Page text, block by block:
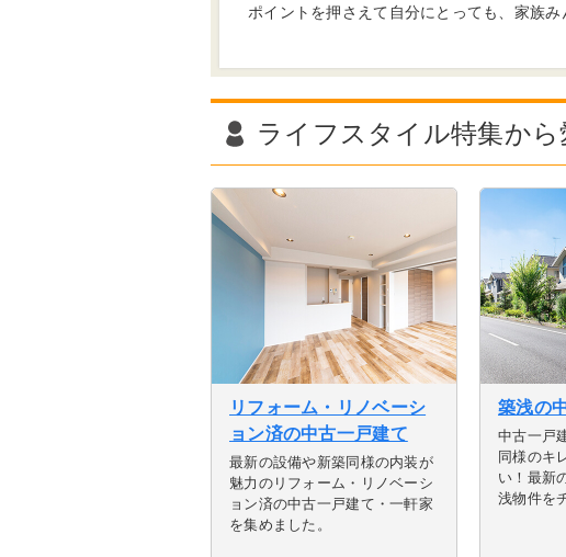
ポイントを押さえて自分にとっても、家族
ライフスタイル特集か
リフォーム・リノベーシ
ョン済の中古一戸建て
最新の設備や新築同様の内装が
魅力のリフォーム・リノベーシ
ョン済の中古一戸建て・一軒家
を集めました。
築浅の
中古一戸
同様のキ
い！最新
浅物件を